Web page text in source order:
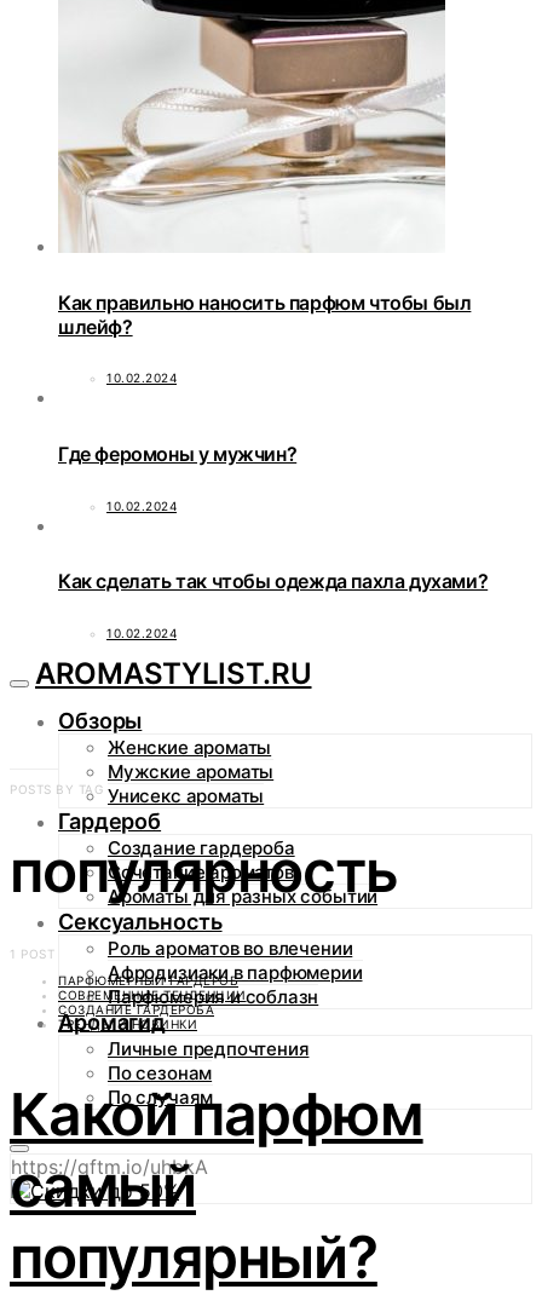
Как правильно наносить парфюм чтобы был
шлейф?
10.02.2024
Где феромоны у мужчин?
10.02.2024
Как сделать так чтобы одежда пахла духами?
10.02.2024
AROMASTYLIST.RU
Обзоры
Женские ароматы
Мужские ароматы
Унисекс ароматы
Гардероб
Создание гардероба
Сочетание ароматов
Ароматы для разных событий
Сексуальность
Роль ароматов во влечении
Афродизиаки в парфюмерии
Парфюмерия и соблазн
Аромагид
Личные предпочтения
По сезонам
По случаям
https://gftm.io/uhbkA
POSTS BY TAG
популярность
1 POST
ПАРФЮМЕРНЫЙ ГАРДЕРОБ
СОВРЕМЕННЫЕ ТЕНДЕНЦИИ
СОЗДАНИЕ ГАРДЕРОБА
ТРЕНДЫ И НОВИНКИ
Какой парфюм
самый
популярный?